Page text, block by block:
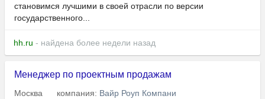
становимся лучшими в своей отрасли по версии
государственного...
hh.ru - найдена более недели назад
Менеджер по проектным продажам
Москва компания: Вайр Роуп Компани